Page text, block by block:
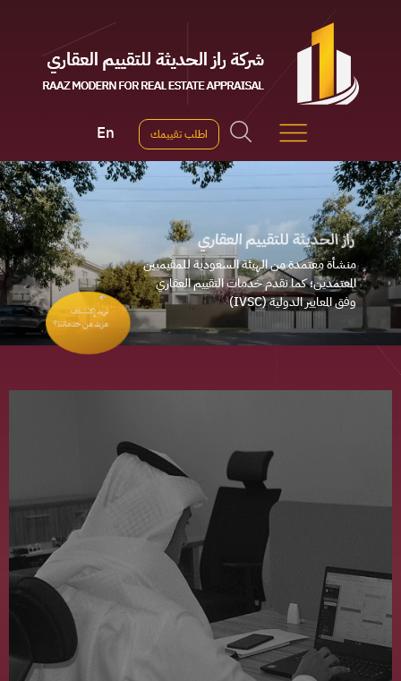
اطلب تقييمك En
راز الحديثة للتقييم العقاري
تريد إكتشاف
مزيد من خدماتنا؟
منشأة معتمدة من الهيئة السعودية للمقيميين
المعتمدين؛ كما نقدم خدمات التقييم العقاري
(IVSC) وفق المعايير الدولية